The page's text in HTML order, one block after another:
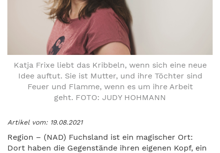
Katja Frixe liebt das Kribbeln, wenn sich eine neue
Idee auftut. Sie ist Mutter, und ihre Töchter sind
Feuer und Flamme, wenn es um ihre Arbeit
geht. FOTO: JUDY HOHMANN
Artikel vom: 19.08.2021
Region – (NAD) Fuchsland ist ein magischer Ort:
Dort haben die Gegenstände ihren eigenen Kopf, ein